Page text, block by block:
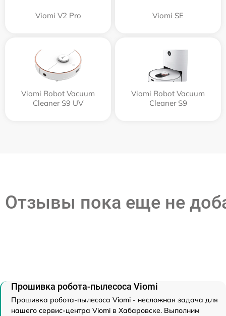
Viomi V2 Pro Viomi SE
Viomi Robot Vacuum
Cleaner S9 UV
Viomi Robot Vacuum
Cleaner S9
Отзывы пока еще не
Прошивка робота-пылесоса Viomi
Прошивка робота-пылесоса Viomi - несложная задача для
нашего сервис-центра Viomi в Хабаровске. Выполним